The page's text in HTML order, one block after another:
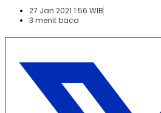
27 Jan 2021 1:56 WIB
3 menit baca